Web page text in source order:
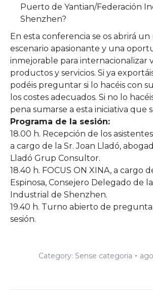
Puerto de Yantian/Federación
Shenzhen?
En esta conferencia se os abrirá
escenario apasionante y una
inmejorable para internacionalizar
productos y servicios. Si ya
podéis preguntar si lo hacéis con
los costes adecuados. Si no lo
pena sumarse a esta iniciativa que
Programa de la sesión:
18.00 h. Recepción de los
a cargo de la Sr. Joan Lladó,
Lladó Grup Consultor.
18.40 h. FOCUS ON XINA, a cargo
Espinosa, Consejero Delegado de
Industrial de Shenzhen.
19.40 h. Turno abierto de
sesión.
Category: Sense categoria